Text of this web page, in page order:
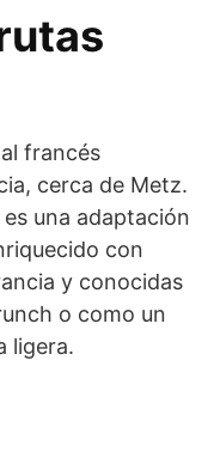
francés
cerca de Metz.
una adaptación
con
y conocidas
o como un
ligera.